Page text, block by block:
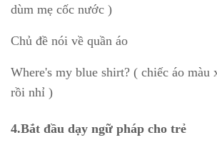
dùm mẹ cốc nước )
Chủ đề nói về quần áo
Where's my blue shirt? ( chiếc áo màu
rồi nhỉ )
4.Bắt đầu dạy ngữ pháp cho trẻ